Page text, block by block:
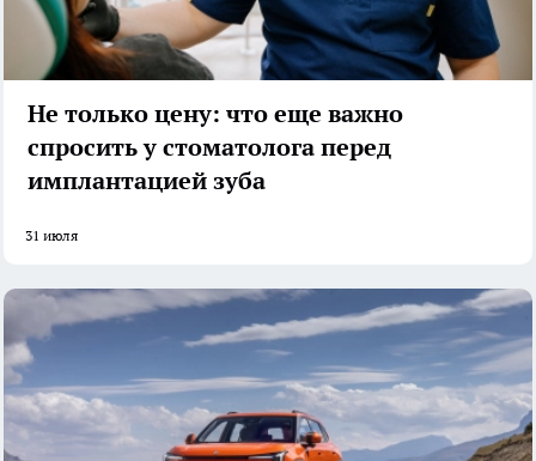
Не только цену: что еще важно
спросить у стоматолога перед
имплантацией зуба
31 июля